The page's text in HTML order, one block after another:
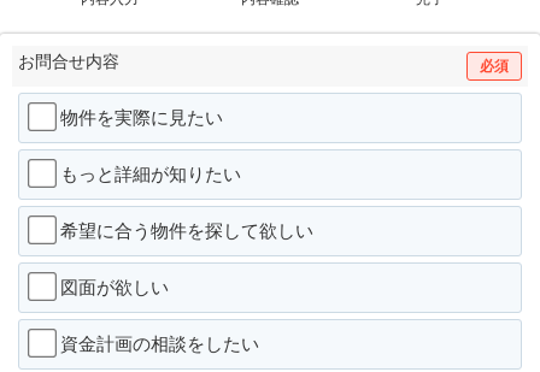
お問合せ内容 必須
物件を実際に見たい
もっと詳細が知りたい
希望に合う物件を探して欲しい
図面が欲しい
資金計画の相談をしたい